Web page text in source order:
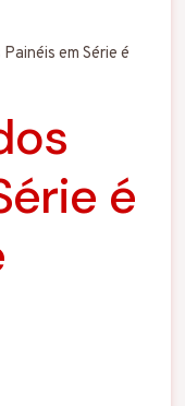
em Série é
é